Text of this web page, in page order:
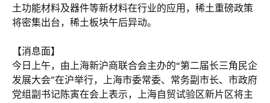
土功能材料及器件等新材料在行业的应用，稀土重磅政策
将密集出台，稀土板块午后异动。
【消息面】
今日上午，由上海新沪商联合会主办的“第二届长三角民企
发展大会”在沪举行，上海市委常委、常务副市长、市政府
党组副书记陈寅在会上表示，上海自贸试验区新片区将主